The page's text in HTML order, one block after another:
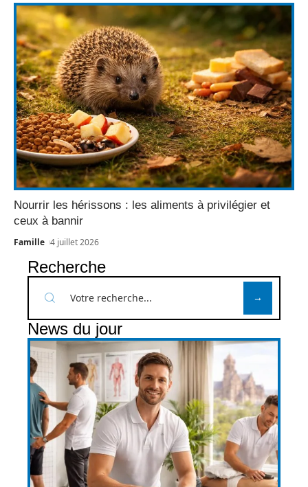
Nourrir les hérissons : les aliments à privilégier et
ceux à bannir
Famille 4 juillet 2026
Recherche
News du jour